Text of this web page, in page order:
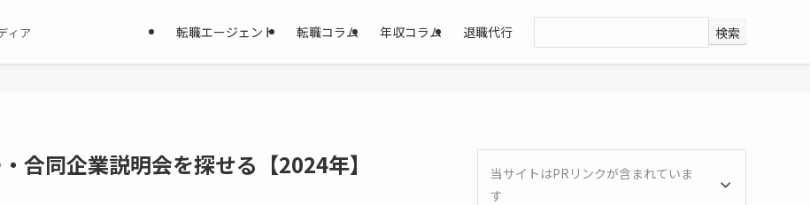
ィア 転職エージェント 転職コラム 年収コラム 退職代行 検索
合同企業説明会を探せる【2024年】
当サイトはPRリンクが含まれていま
す